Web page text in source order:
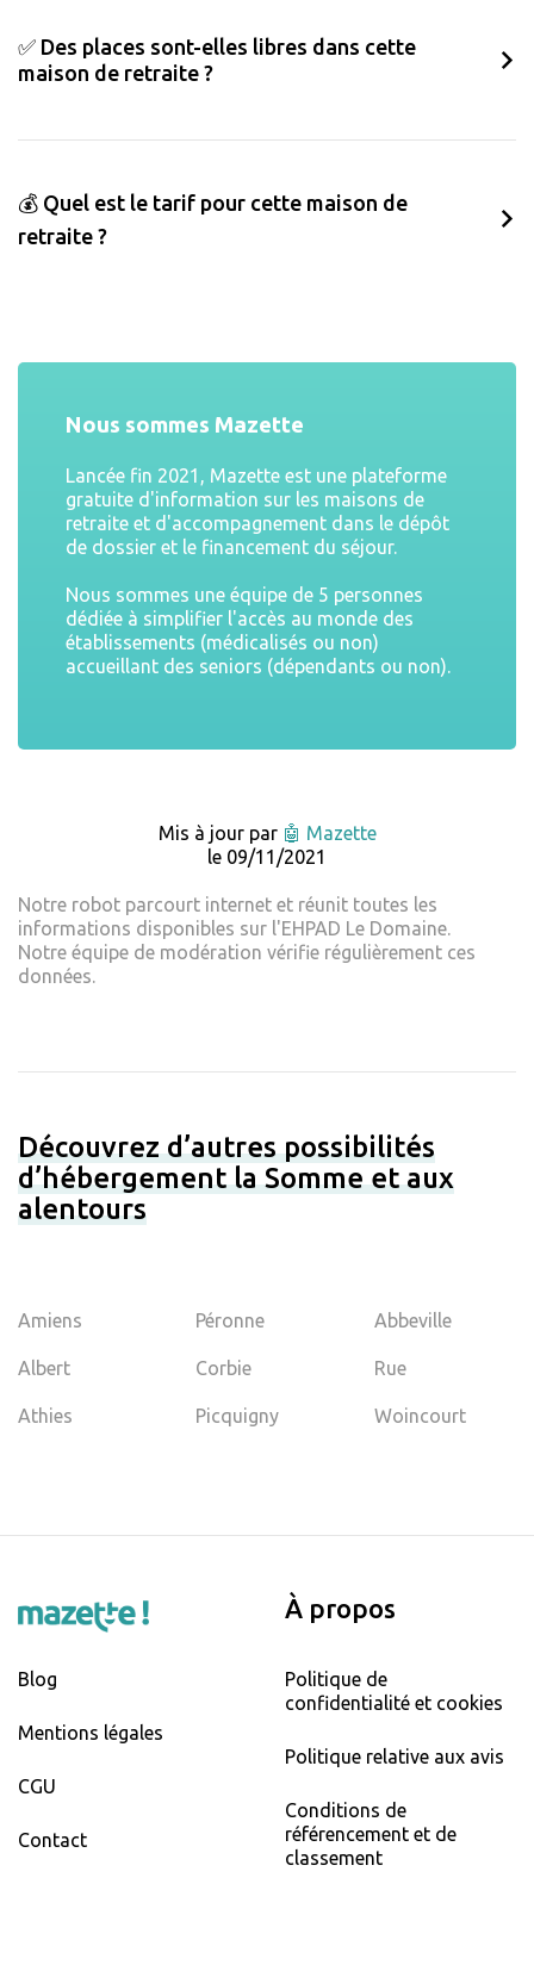
✅ Des places sont-elles libres dans cette
maison de retraite ?
💰 Quel est le tarif pour cette maison de
retraite ?
Nous sommes Mazette
Lancée fin 2021, Mazette est une plateforme
gratuite d'information sur les maisons de
retraite et d'accompagnement dans le dépôt
de dossier et le financement du séjour.
Nous sommes une équipe de 5 personnes
dédiée à simplifier l'accès au monde des
établissements (médicalisés ou non)
accueillant des seniors (dépendants ou non).
Mis à jour par 🤖 Mazette
le 09/11/2021
Notre robot parcourt internet et réunit toutes les
informations disponibles sur l'EHPAD Le Domaine.
Notre équipe de modération vérifie régulièrement ces
données.
Découvrez d’autres possibilités
d’hébergement la Somme et aux
alentours
Amiens Péronne Abbeville
Albert Corbie Rue
Athies Picquigny Woincourt
Blog
Mentions légales
CGU
Contact
À propos
Politique de
confidentialité et cookies
Politique relative aux avis
Conditions de
référencement et de
classement